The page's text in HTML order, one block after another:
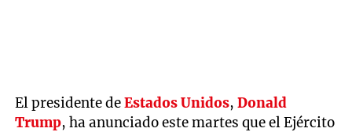
El presidente deEstados Unidos,Donald
Trump, ha anunciado este martes que el Ejército